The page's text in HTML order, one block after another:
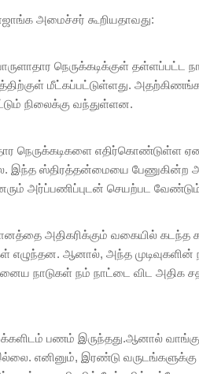
அமைச்சர் கூறியதாவது:
நெருக்கடிக்குள் தள்ளப்பட்ட
மீட்கப்பட்டுள்ளது.
நிலைக்கு வந்துள்ளன.
நெருக்கடிகளை எதிர்கொண்டுள்ள
ஸ்திரத்தன்மையை பேணுகின்ற
அர்ப்பணிப்புடன் செயற்பட
அதிகரிக்கும் வகையில் கடந்த
எழுந்தன. ஆனால், அந்த
நாடுகள் நம் நாட்டை விட
பணம் இருந்தது.ஆனால்
எனினும், இரண்டு வருடங்களுக்கு